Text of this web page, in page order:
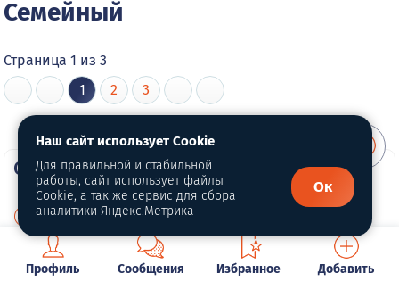
Семейный
Страница 1 из 3
1
2 3
О портале
О нас
Политика конфиденциальности
Обработка персональных данных
Профиль Сообщения Избранное Добавить
Наш сайт использует Cookie
Для правильной и стабильной
работы, сайт использует файлы
Cookie, а так же сервис для сбора
аналитики Яндекс.Метрика
Ок